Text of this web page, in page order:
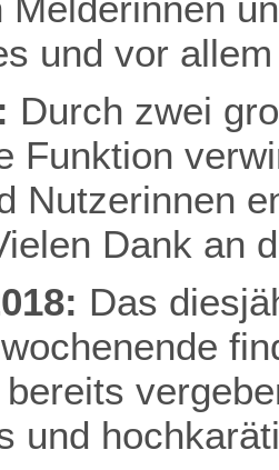
und vor
Durch zwei
Funktion
Nutzerinnen
Dank an
Das
und